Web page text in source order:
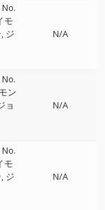
モ
ジ
N/A
ン
ョ
N/A
モ
ジ
N/A